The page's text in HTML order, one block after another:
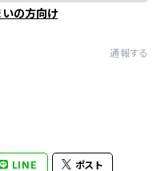
の方向け
通報する
LINE ポスト